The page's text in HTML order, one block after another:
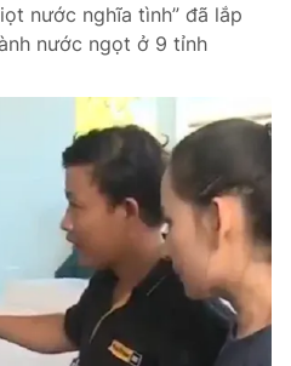
- 024.38 355 932
nước nghĩa tình” đã lắp
nước ngọt ở 9 tỉnh